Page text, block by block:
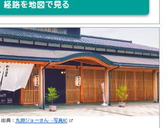
経路を地図で見る
出典： 丸岡ジョーさん -写真AC